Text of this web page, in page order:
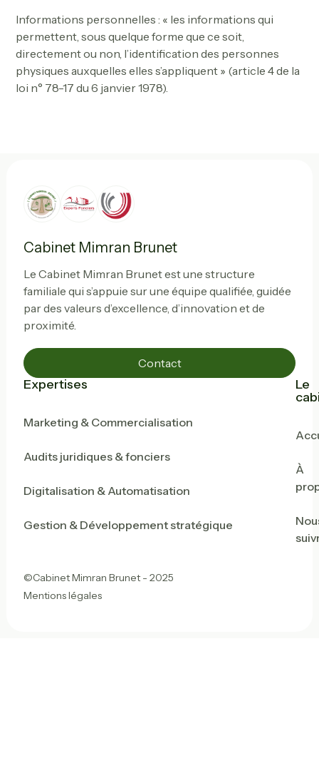
Informations personnelles : « les informations qui
permettent, sous quelque forme que ce soit,
directement ou non, l’identification des personnes
physiques auxquelles elles s’appliquent » (article 4 de la
loi n° 78-17 du 6 janvier 1978).
Cabinet Mimran Brunet
Le Cabinet Mimran Brunet est une structure
familiale qui s’appuie sur une équipe qualifiée, guidée
par des valeurs d’excellence, d’innovation et de
proximité.
Contact
Expertises
Marketing & Commercialisation
Audits juridiques & fonciers
Digitalisation & Automatisation
Gestion & Développement stratégique
Le
À
©Cabinet Mimran Brunet - 2025
Mentions légales